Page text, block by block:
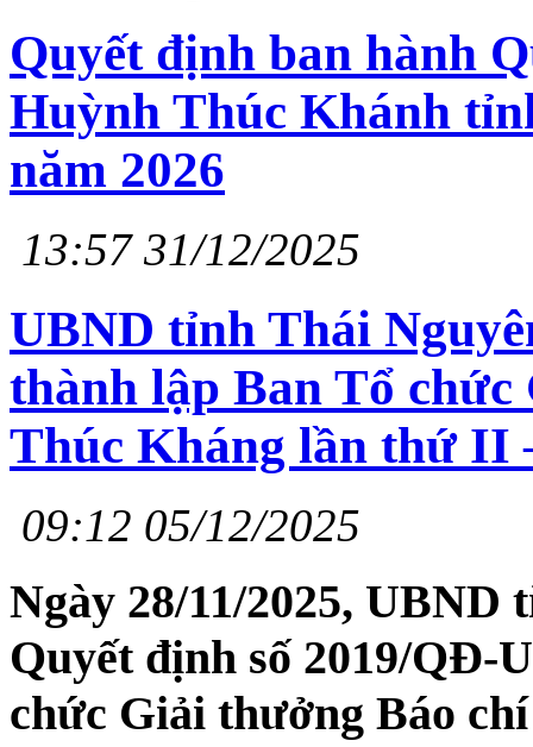
Quyết định ban hành
Huỳnh Thúc Khánh
năm 2026
13:57 31/12/2025
UBND tỉnh Thái
thành lập Ban Tổ
Thúc Kháng lần thứ II
09:12 05/12/2025
Ngày 28/11/2025, UBND
Quyết định số 2019/QĐ-
chức Giải thưởng Báo